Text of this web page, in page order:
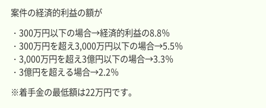
案件の経済的利益の額が
300万円以下の場合→経済的利益の8.8％
300万円を超え3,000万円以下の場合→5.5％
3,000万円を超え3億円以下の場合→3.3％
3億円を超える場合→2.2％
※着手金の最低額は22万円です。